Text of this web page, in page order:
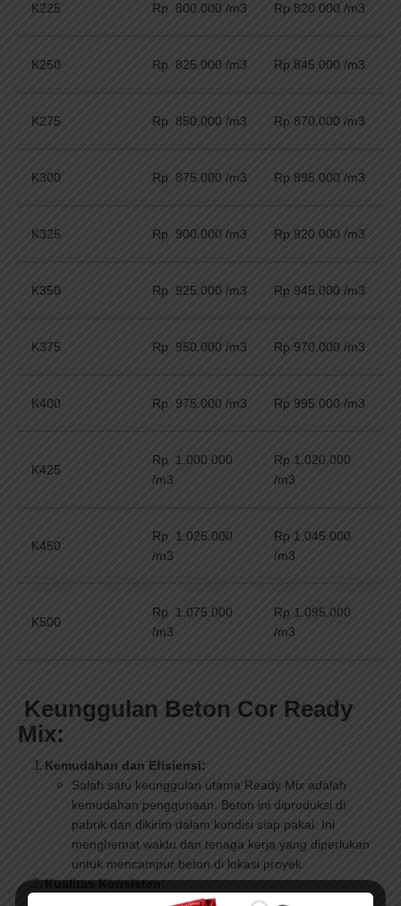
K225 Rp 800.000 /m3 Rp 820.000 /m3
K250 Rp 825.000 /m3 Rp 845.000 /m3
K275 Rp 850.000 /m3 Rp 870.000 /m3
K300 Rp 875.000 /m3 Rp 895.000 /m3
K325 Rp 900.000 /m3 Rp 920.000 /m3
K350 Rp 925.000 /m3 Rp 945.000 /m3
K375 Rp 950.000 /m3 Rp 970.000 /m3
K400 Rp 975.000 /m3 Rp 995.000 /m3
K425
Rp 1.000.000
/m3
Rp 1.020.000
/m3
K450
Rp 1.025.000
/m3
Rp 1.045.000
/m3
K500
Rp 1.075.000
/m3
Rp 1.095.000
/m3
Keunggulan Beton Cor Ready
Mix:
Kemudahan dan Efisiensi:
Salah satu keunggulan utama Ready Mix adalah
kemudahan penggunaan. Beton ini diproduksi di
pabrik dan dikirim dalam kondisi siap pakai. Ini
menghemat waktu dan tenaga kerja yang diperlukan
untuk mencampur beton di lokasi proyek.
Kualitas Konsisten: